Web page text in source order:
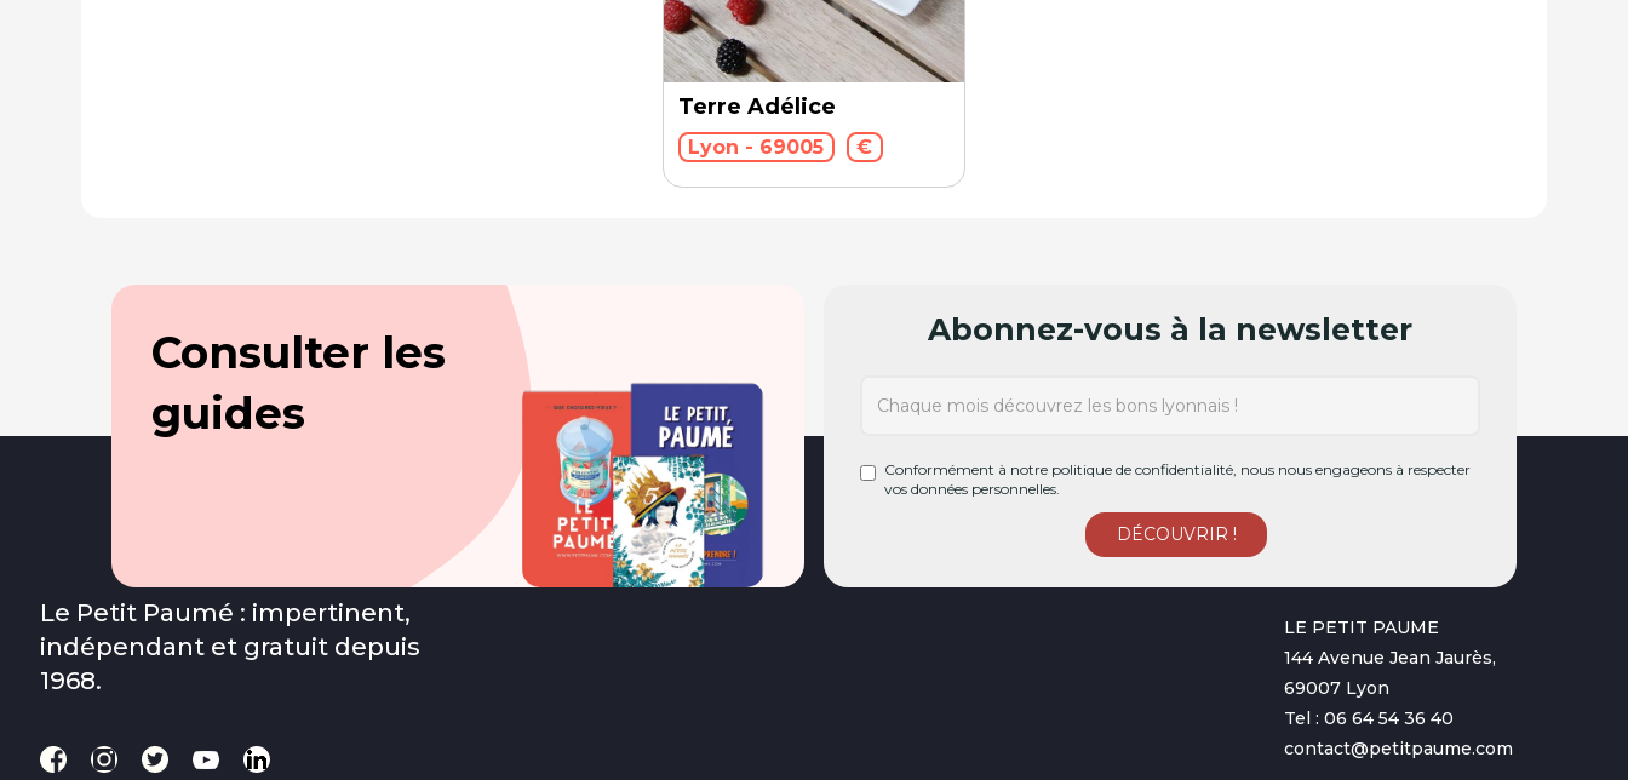
Terre Adélice
Lyon - 69005 €
Consulter les
guides
Abonnez-vous à la newsletter
Conformément à notre politique de confidentialité, nous nous engageons à respecter
vos données personnelles.
Le Petit Paumé : impertinent,
indépendant et gratuit depuis
1968.
LE PETIT PAUME
144 Avenue Jean Jaurès,
69007 Lyon
Tel : 06 64 54 36 40
contact@petitpaume.com